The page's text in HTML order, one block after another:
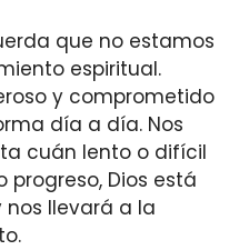
que no estamos
espiritual.
y comprometido
día a día. Nos
cuán lento o difícil
Dios está
nos llevará a la